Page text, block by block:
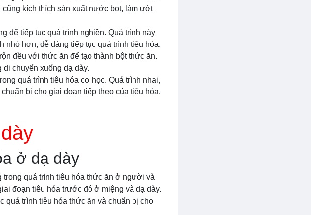
kích thích sản xuất nước bọt, làm ướt
để tiếp tục quá trình nghiền. Quá trình này
nhỏ hơn, dễ dàng tiếp tục quá trình tiêu hóa.
đều với thức ăn để tạo thành bột thức ăn.
di chuyển xuống dạ dày.
quá trình tiêu hóa cơ học. Quá trình nhai,
bị cho giai đoạn tiếp theo của tiêu hóa.
ở dạ dày
quá trình tiêu hóa thức ăn ở người và
đoạn tiêu hóa trước đó ở miệng và dạ dày.
quá trình tiêu hóa thức ăn và chuẩn bị cho